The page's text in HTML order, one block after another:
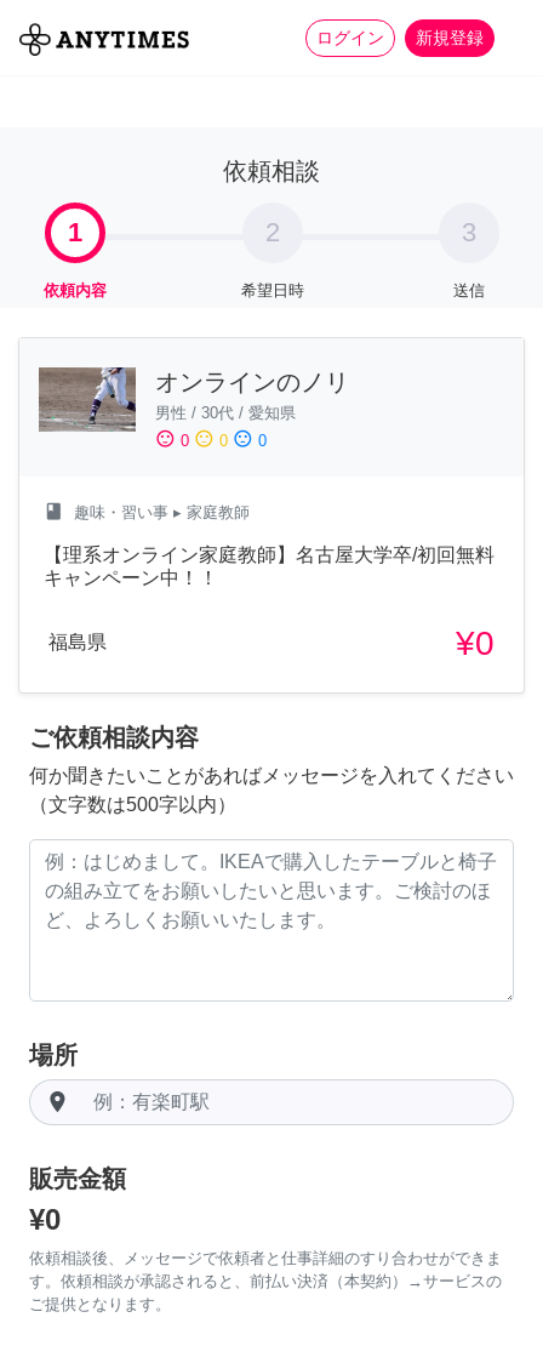
ログイン 新規登録
全て 家事 more_horiz
依頼相談
1
依頼内容
2
希望日時
3
送信
オンラインのノリ
男性 / 30代 / 愛知県
sentiment_satisfied 0 sentiment_neutral 0 sentiment_dissatisfied 0
class 趣味・習い事 ▸ 家庭教師
【理系オンライン家庭教師】名古屋大学卒/初回無料
キャンペーン中！！
福島県 ¥0
ご依頼相談内容
何か聞きたいことがあればメッセージを入れてください
（文字数は500字以内）
場所
room
販売金額
¥0
依頼相談後、メッセージで依頼者と仕事詳細のすり合わせができま
す。依頼相談が承認されると、前払い決済（本契約）→サービスの
ご提供となります。